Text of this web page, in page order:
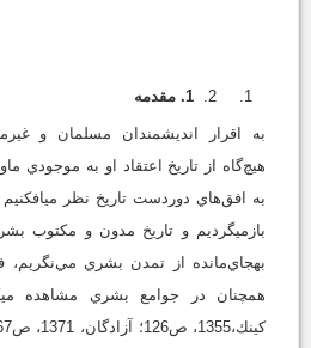
1. مقدمه
به اقرار انديشمندان مسلمان و
هيچ‌گاه از تاريخ اعتقاد او به موجودي
به افق‌هاي دوردست تاريخ نظر مي‏افكنيم
بازمي‏گرديم و تاريخ مدون و مكتوب
به‏جاي‌مانده از تمدن بشري